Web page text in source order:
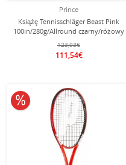
Prince
Książę Tennisschläger Beast Pink
100in/280g/Allround czarny/różowy
123,93€
111,54€
10% obniżone